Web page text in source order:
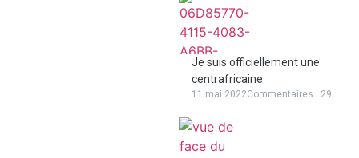
Je suis officiellement une
centrafricaine
11 mai 2022Commentaires : 29